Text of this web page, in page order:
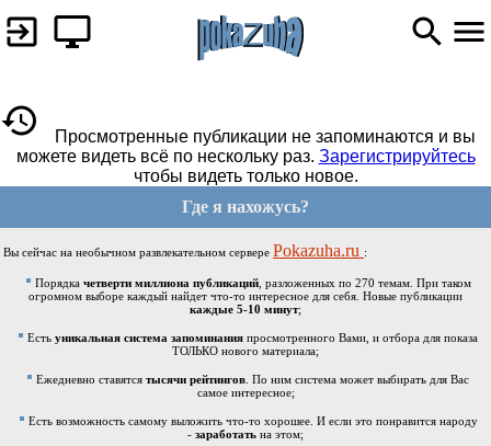
Просмотренные публикации не запоминаются и вы
можете видеть всё по нескольку раз. Зарегистрируйтесь
чтобы видеть только новое.
Где я нахожусь?
Вы сейчас на необычном развлекательном сервере Pokazuha.ru :
Порядка четверти миллиона публикаций, разложенных по 270 темам. При таком
огромном выборе каждый найдет что-то интересное для себя. Новые публикации
каждые 5-10 минут;
Есть уникальная система запоминания просмотренного Вами, и отбора для показа
ТОЛЬКО нового материала;
Ежедневно ставятся тысячи рейтингов . По ним система может выбирать для Вас
самое интересное;
Есть возможность самому выложить что-то хорошее. И если это понравится народу
- заработать на этом;